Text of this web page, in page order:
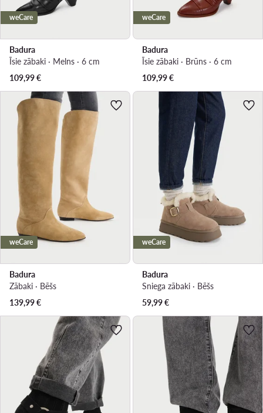
weCare
Badura
Īsie zābaki · Melns · 6 cm
109,99€
weCare
Badura
Īsie zābaki · Brūns · 6 cm
109,99€
weCare
Badura
Zābaki · Bēšs
139,99€
weCare
Badura
Sniega zābaki · Bēšs
59,99€